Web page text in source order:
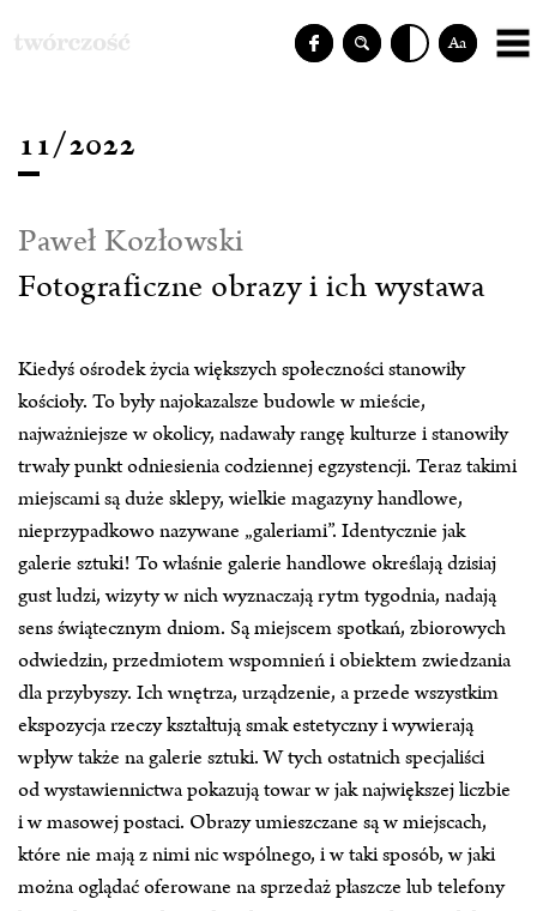
Aa
11/2022
Paweł Kozłowski
Fotograficzne obrazy i ich wystawa
Kiedyś ośrodek życia większych społeczności stanowiły
kościoły. To były najokazalsze budowle w mieście,
najważniejsze w okolicy, nadawały rangę kulturze i stanowiły
trwały punkt odniesienia codziennej egzystencji. Teraz takimi
miejscami są duże sklepy, wielkie magazyny handlowe,
nieprzypadkowo nazywane „galeriami”. Identycznie jak
galerie sztuki! To właśnie galerie handlowe określają dzisiaj
gust ludzi, wizyty w nich wyznaczają rytm tygodnia, nadają
sens świątecznym dniom. Są miejscem spotkań, zbiorowych
odwiedzin, przedmiotem wspomnień i obiektem zwiedzania
dla przybyszy. Ich wnętrza, urządzenie, a przede wszystkim
ekspozycja rzeczy kształtują smak estetyczny i wywierają
wpływ także na galerie sztuki. W tych ostatnich specjaliści
od wystawiennictwa pokazują towar w jak największej liczbie
i w masowej postaci. Obrazy umieszczane są w miejscach,
które nie mają z nimi nic wspólnego, i w taki sposób, w jaki
można oglądać oferowane na sprzedaż płaszcze lub telefony